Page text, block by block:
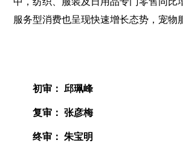
服务型消费也呈现快速增长态势，宠物
初审： 邱珮峰
复审： 张彦梅
终审： 朱宝明